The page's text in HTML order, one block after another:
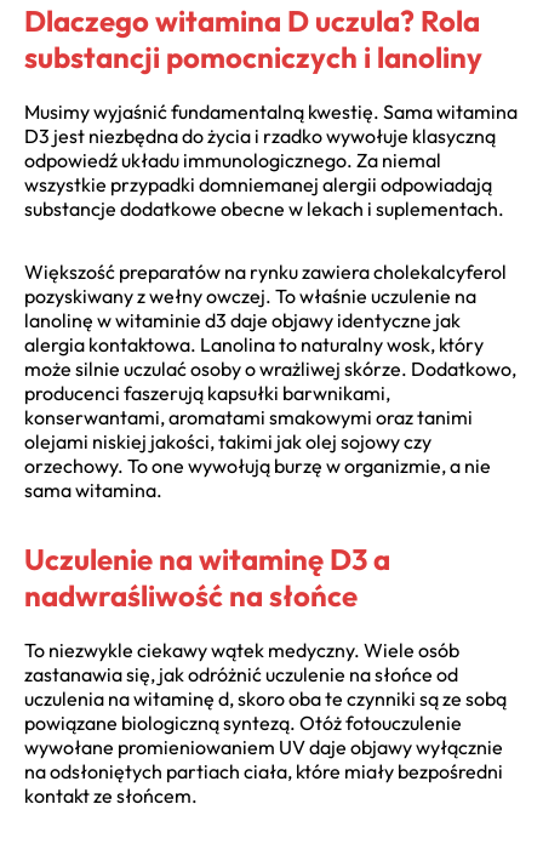
Dlaczego witamina D uczula? Rola
substancji pomocniczych i lanoliny
Musimy wyjaśnić fundamentalną kwestię. Sama witamina
D3 jest niezbędna do życia i rzadko wywołuje klasyczną
odpowiedź układu immunologicznego. Za niemal
wszystkie przypadki domniemanej alergii odpowiadają
substancje dodatkowe obecne w lekach i suplementach.
Większość preparatów na rynku zawiera cholekalcyferol
pozyskiwany z wełny owczej. To właśnie uczulenie na
lanolinę w witaminie d3 daje objawy identyczne jak
alergia kontaktowa. Lanolina to naturalny wosk, który
może silnie uczulać osoby o wrażliwej skórze. Dodatkowo,
producenci faszerują kapsułki barwnikami,
konserwantami, aromatami smakowymi oraz tanimi
olejami niskiej jakości, takimi jak olej sojowy czy
orzechowy. To one wywołują burzę w organizmie, a nie
sama witamina.
Uczulenie na witaminę D3 a
nadwraśliwość na słońce
To niezwykle ciekawy wątek medyczny. Wiele osób
zastanawia się, jak odróżnić uczulenie na słońce od
uczulenia na witaminę d, skoro oba te czynniki są ze sobą
powiązane biologiczną syntezą. Otóż fotouczulenie
wywołane promieniowaniem UV daje objawy wyłącznie
na odsłoniętych partiach ciała, które miały bezpośredni
kontakt ze słońcem.